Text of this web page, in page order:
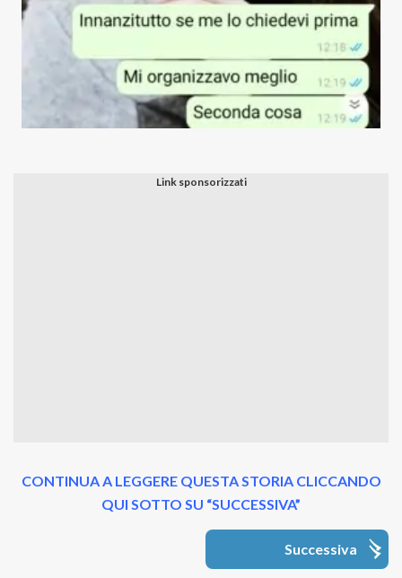
CONTINUA A LEGGERE QUESTA STORIA CLICCANDO
QUI SOTTO SU “SUCCESSIVA”
Successiva